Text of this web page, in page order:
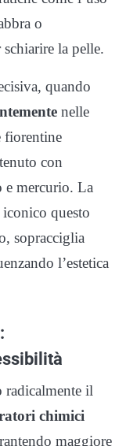
o
la pelle.
quando
nelle
fiorentine
con
e mercurio. La
iconico questo
sopracciglia
l’estetica
il
chimici
maggiore